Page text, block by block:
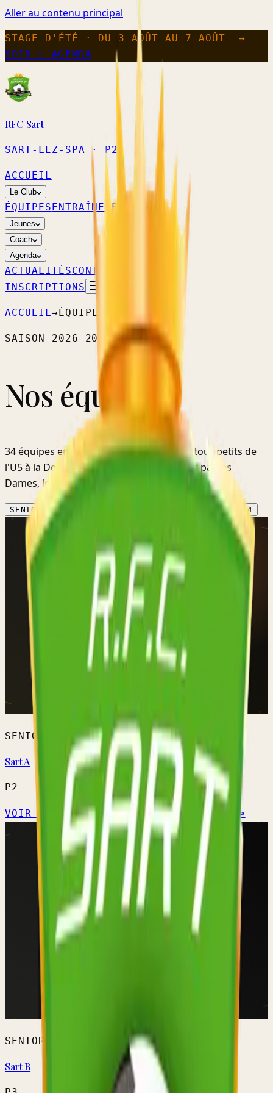
Aller au contenu principal
STAGE D'ÉTÉ · DU 3 AOÛT AU 7 AOÛT
→
VOIR L'AGENDA
RFC Sart
SART-LEZ-SPA · P2
ACCUEIL
Le Club
ÉQUIPESENTRAÎNEMENTS
Jeunes
Coach
Agenda
ACTUALITÉSCONTACT
INSCRIPTIONS
ACCUEIL→ÉQUIPES
SAISON 2026–2027
Nos équipes.
34équipes engagées cette saison — des tout-petits de
l'U5à la Deuxième provinciale
, en passant par les
Dames, les Réserves et les Vétérans.
SENIORS 4 FILLES4
SENIORS HOMMES
Sart A
P2
VOIR L'ÉQUIPE → CALENDRIER OFFICIEL ↗
SENIORS HOMMES
Sart B